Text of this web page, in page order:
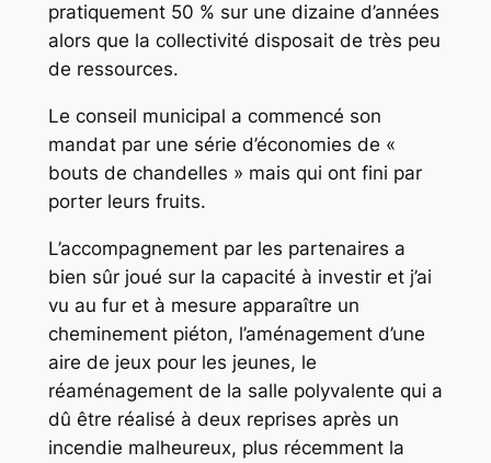
pratiquement 50 % sur une dizaine d’années
alors que la collectivité disposait de très peu
de ressources.
Le conseil municipal a commencé son
mandat par une série d’économies de «
bouts de chandelles » mais qui ont fini par
porter leurs fruits.
L’accompagnement par les partenaires a
bien sûr joué sur la capacité à investir et j’ai
vu au fur et à mesure apparaître un
cheminement piéton, l’aménagement d’une
aire de jeux pour les jeunes, le
réaménagement de la salle polyvalente qui a
dû être réalisé à deux reprises après un
incendie malheureux, plus récemment la